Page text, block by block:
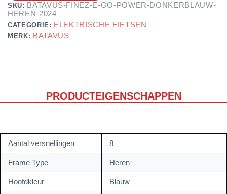
SKU: BATAVUS-FINEZ-E-GO-POWER-DONKERBLAUW-
HEREN-2024
CATEGORIE: ELEKTRISCHE FIETSEN
MERK: BATAVUS
PRODUCTEIGENSCHAPPEN
Aantal versnellingen 8
Frame Type Heren
Hoofdkleur Blauw